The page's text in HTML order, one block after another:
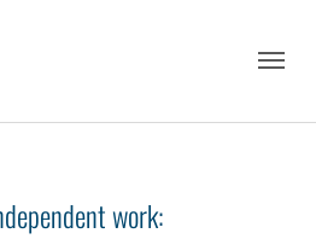
work: